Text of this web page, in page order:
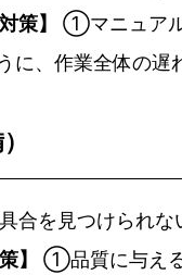
対策】
①マニュア
に、作業全体の遅
合を見つけられな
】 ①品質に与え